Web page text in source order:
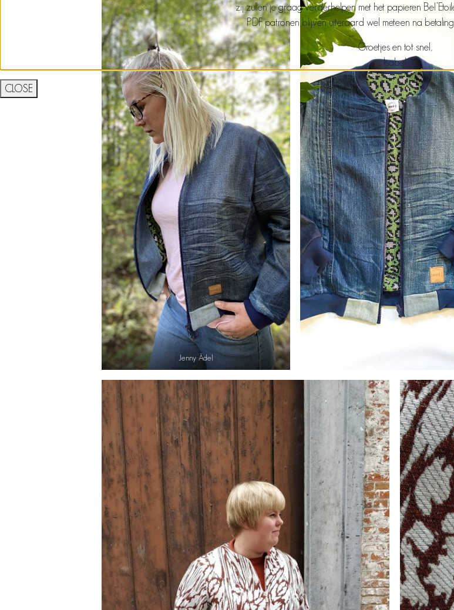
Jenny Ädel
zij zullen je graag verderhelpen met het papieren
PDF patronen blijven uiteraard wel meteen na
Groetjes en tot snel,
Isabel
CLOSE